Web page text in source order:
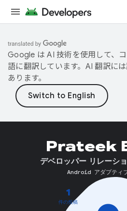
Google は AI 技術を使用して、
語に翻訳しています。AI 翻訳に
あります。
1
件の投稿
Prateek
デベロッパー リレーシ
Android アダプティ